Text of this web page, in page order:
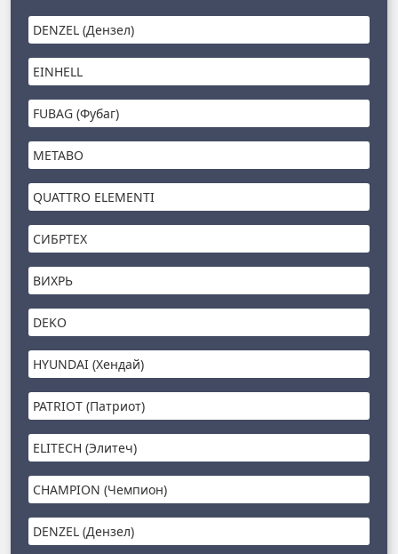
DENZEL (Дензел)
EINHELL
FUBAG (Фубаг)
METABO
QUATTRO ELEMENTI
СИБРТЕХ
ВИХРЬ
DEKO
HYUNDAI (Хендай)
PATRIOT (Патриот)
ELITECH (Элитеч)
CHAMPION (Чемпион)
DENZEL (Дензел)